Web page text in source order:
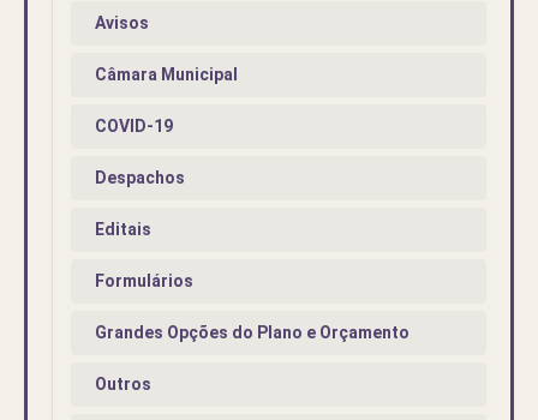
Avisos
Câmara Municipal
COVID-19
Despachos
Editais
Formulários
Grandes Opções do Plano e Orçamento
Outros